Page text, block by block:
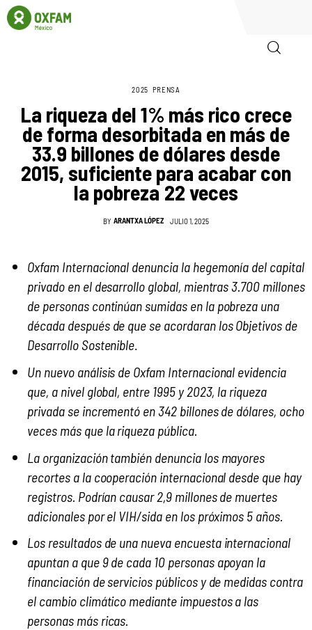
Quienes somos
Igualadas
Biblioteca
2025 PRENSA
La riqueza del 1% más rico crece
de forma desorbitada en más de
33.9 billones de dólares desde
2015, suficiente para acabar con
la pobreza 22 veces
BY ARANTXA LÓPEZ JULIO 1, 2025
Oxfam Internacional denuncia la hegemonía del capital
privado en el desarrollo global, mientras 3.700 millones
de personas continúan sumidas en la pobreza una
década después de que se acordaran los Objetivos de
Desarrollo Sostenible.
Un nuevo análisis de Oxfam Internacional evidencia
que, a nivel global, entre 1995 y 2023, la riqueza
privada se incrementó en 342 billones de dólares, ocho
veces más que la riqueza pública.
La organización también denuncia los mayores
recortes a la cooperación internacional desde que hay
registros. Podrían causar 2,9 millones de muertes
adicionales por el VIH/sida en los próximos 5 años.
Los resultados de una nueva encuesta internacional
apuntan a que 9 de cada 10 personas apoyan la
financiación de servicios públicos y de medidas contra
el cambio climático mediante impuestos a las
personas más ricas.